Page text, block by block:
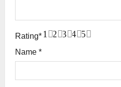
Rating* 5
4
3
2
1
Name *